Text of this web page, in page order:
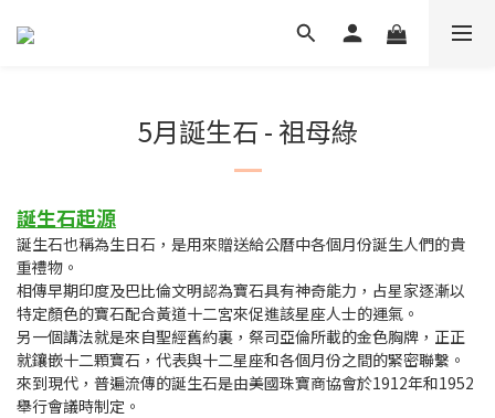
5月誕生石 - 祖母綠
誕生石起源
誕生石也稱為生日石，是用來贈送給公曆中各個月份誕生人們的貴
重禮物。
相傳早期印度及巴比倫文明認為寶石具有神奇能力，占星家逐漸以
特定顏色的寶石配合黃道十二宮來促進該星座人士的運氣。
另一個講法就是來自聖經舊約裏，祭司亞倫所載的金色胸牌，正正
就鑲嵌十二顆寶石，代表與十二星座和各個月份之間的緊密聯繫。
來到現代，普遍流傳的誕生石是由美國珠寶商協會於1912年和1952
舉行會議時制定。